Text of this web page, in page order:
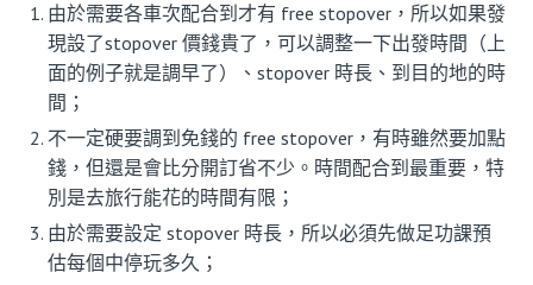
由於需要各車次配合到才有 free stopover，所以如果發
現設了stopover 價錢貴了，可以調整一下出發時間（上
面的例子就是調早了）、stopover 時長、到目的地的時
間；
不一定硬要調到免錢的 free stopover，有時雖然要加點
錢，但還是會比分開訂省不少。時間配合到最重要，特
別是去旅行能花的時間有限；
由於需要設定 stopover 時長，所以必須先做足功課預
估每個中停玩多久；